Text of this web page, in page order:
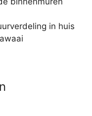
in huis